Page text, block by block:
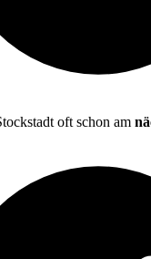
oft schon am